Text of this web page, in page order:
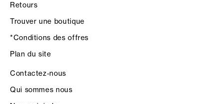
Retours
Trouver une boutique
*Conditions des offres
Plan du site
Contactez-nous
Qui sommes nous